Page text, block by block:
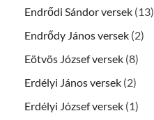
Endrődi Sándor versek (13)
Endrődy János versek (2)
Eötvös József versek (8)
Erdélyi János versek (2)
Erdélyi József versek (1)